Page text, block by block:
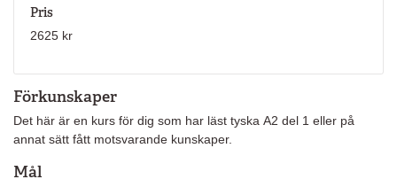
Förkunskaper
Det här är en kurs för dig som har läst tyska A2 del 1 eller på
annat sätt fått motsvarande kunskaper.
Mål
Pris
2625 kr